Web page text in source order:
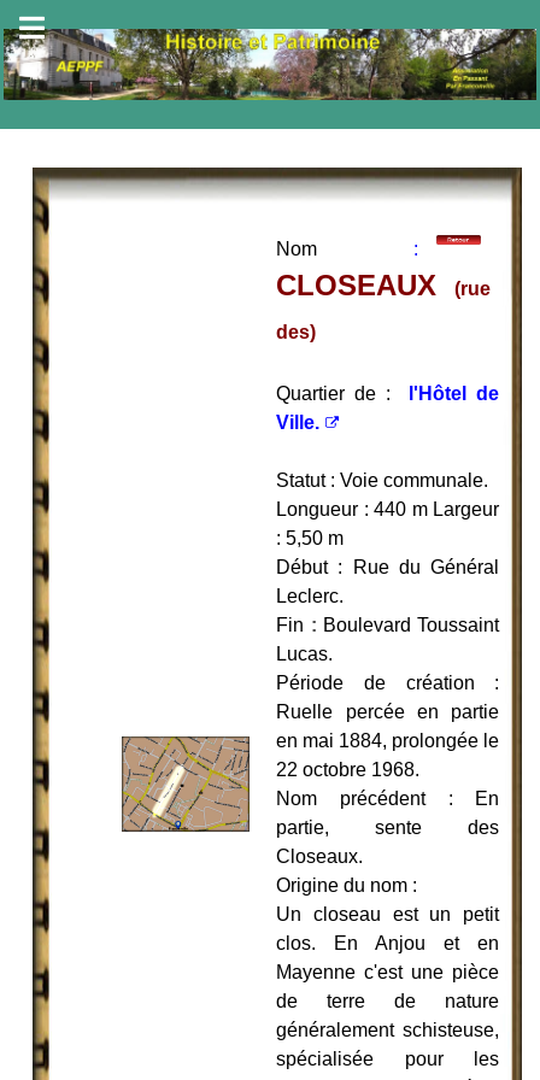
Nom :
CLOSEAUX (rue
des)
Quartier de :
l'Hôtel de
Ville.
Statut : Voie communale.
Longueur : 440 m Largeur
: 5,50 m
Début : Rue du Général
Leclerc.
Fin : Boulevard Toussaint
Lucas.
Période de création :
Ruelle percée en partie
en mai 1884, prolongée le
22 octobre 1968.
Nom précédent : En
partie, sente des
Closeaux.
Origine du nom :
Un closeau est un petit
clos. En Anjou et en
Mayenne c'est une pièce
de terre de nature
généralement schisteuse,
spécialisée pour les